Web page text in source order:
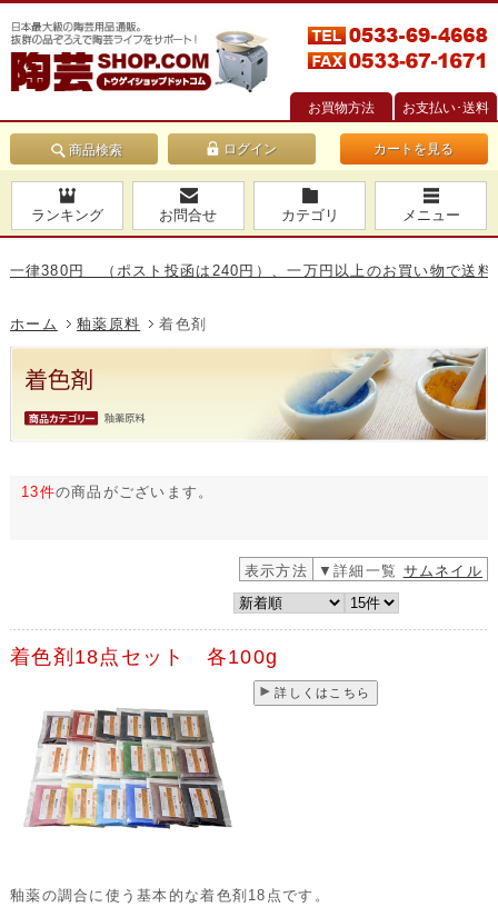
お買物方法 お支払い･送料
商品検索 カートを見る
ランキング お問合せ カテゴリ メニュー
円 （ポスト投函は240円）、一万円以上のお買い物で送料無料で
ホーム 釉薬原料 着色剤
13件の商品がございます。
表示方法 ▼詳細一覧 サムネイル
着色剤18点セット 各100g
詳しくはこちら
釉薬の調合に使う基本的な着色剤18点です。